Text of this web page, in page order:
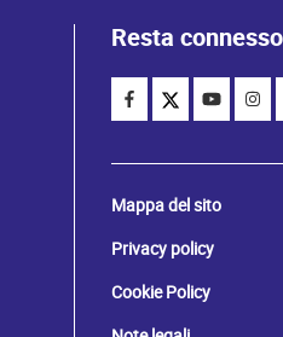
Resta
Mappa del sito
Privacy policy
Cookie Policy